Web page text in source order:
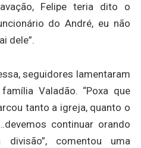
Felipe teria dito o
do André, eu não
dele”.
seguidores lamentaram
Valadão. “Poxa que
tanto a igreja, quanto o
continuar orando
comentou uma